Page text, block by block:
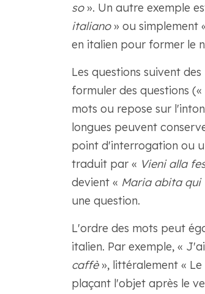
so». Un autre exemple
italiano» ou simplement
en italien pour former le
Les questions suivent
formuler des questions
mots ou repose sur
longues peuvent
point d'interrogation ou
traduit par « Vieni alla
devient « Maria abita qui
une question.
L'ordre des mots peut
italien. Par exemple, «
caffè», littéralement «
plaçant l'objet après le